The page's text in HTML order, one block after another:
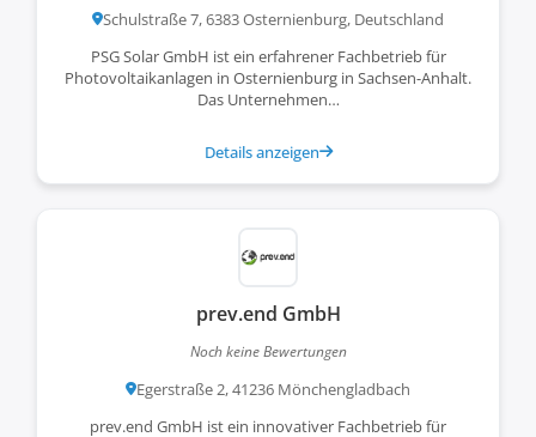
Schulstraße 7, 6383 Osternienburg, Deutschland
PSG Solar GmbH ist ein erfahrener Fachbetrieb für
Photovoltaikanlagen in Osternienburg in Sachsen-Anhalt.
Das Unternehmen…
Details anzeigen
prev.end GmbH
Noch keine Bewertungen
Egerstraße 2, 41236 Mönchengladbach
prev.end GmbH ist ein innovativer Fachbetrieb für